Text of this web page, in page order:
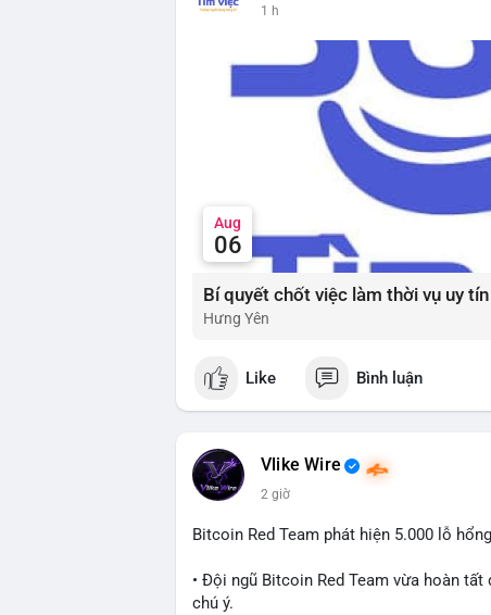
Đánh giá & Khuyến nghị giao dịch: Thị
nhưng tâm lý yếu. Nhà đầu tư nên thận
đoạn này. Chiến lược DCA (trung bình
thể được xem xét khi thị trường đang ở
và dòng tiền Stablecoin để xác nhận
#tvldefi #fundingratebtc
📰 Nguồn: Cointelegraph
1 h
Aug
06
Hưng Yên
Like Bình luận
Vlike Wire
2 giờ
Bitcoin Red Team phát hiện 5.000 lỗ
• Đội ngũ Bitcoin Red Team vừa hoàn
chú ý.